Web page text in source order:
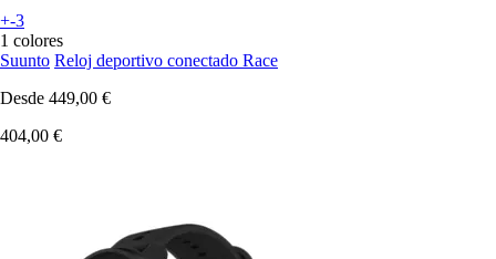
+-3
1 colores
Suunto Reloj deportivo conectado Race
Desde 449,00 €
404,00 €